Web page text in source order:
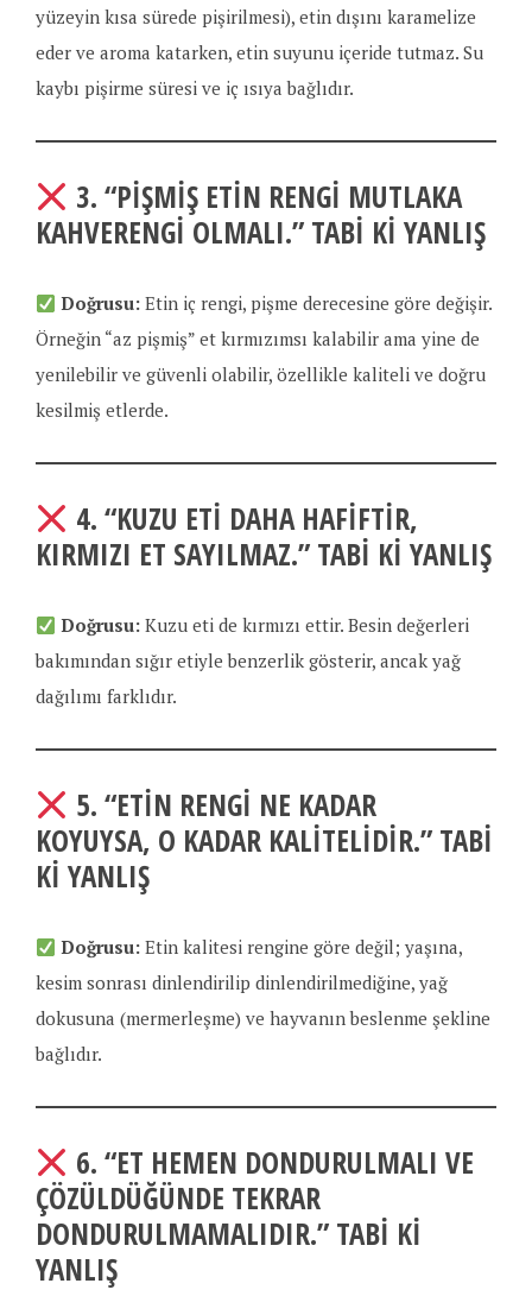
yüzeyin kısa sürede pişirilmesi), etin dışını karamelize
eder ve aroma katarken, etin suyunu içeride tutmaz. Su
kaybı pişirme süresi ve iç ısıya bağlıdır.
3.“PIŞMIŞ ETIN RENGI MUTLAKA
KAHVERENGI OLMALI.”TABI KI YANLIŞ
Doğrusu:Etin iç rengi, pişme derecesine göre değişir.
Örneğin “az pişmiş” et kırmızımsı kalabilir ama yine de
yenilebilir ve güvenli olabilir, özellikle kaliteli ve doğru
kesilmiş etlerde.
4.“KUZU ETI DAHA HAFIFTIR,
KIRMIZI ET SAYILMAZ.”TABI KI YANLIŞ
Doğrusu:Kuzu eti de kırmızı ettir. Besin değerleri
bakımından sığır etiyle benzerlik gösterir, ancak yağ
dağılımı farklıdır.
5.“ETIN RENGI NE KADAR
KOYUYSA, O KADAR KALITELIDIR.”TABI
KI YANLIŞ
Doğrusu:Etin kalitesi rengine göre değil; yaşına,
kesim sonrası dinlendirilip dinlendirilmediğine, yağ
dokusuna (mermerleşme) ve hayvanın beslenme şekline
bağlıdır.
6.“ET HEMEN DONDURULMALI VE
ÇÖZÜLDÜĞÜNDE TEKRAR
DONDURULMAMALIDIR.”TABI KI
YANLIŞ